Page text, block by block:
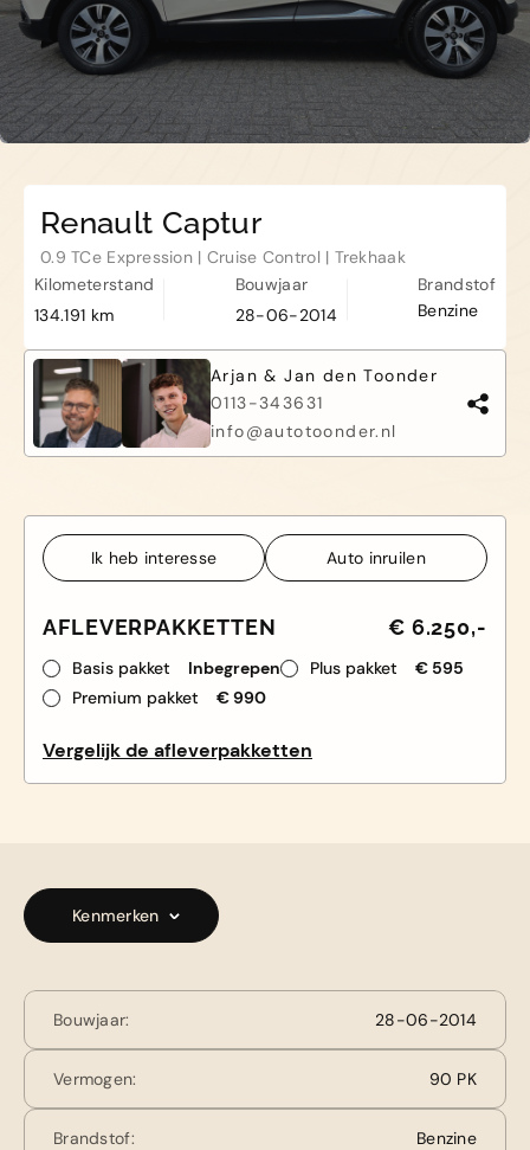
Haamstede
De Roterij 22 4328 BA Burgh-
Renault Captur
0.9 TCe Expression | Cruise Control | Trekhaak
Kilometerstand
134.191 km
Bouwjaar
28-06-2014
Brandstof
Benzine
Arjan & Jan den Toonder
0113-343631
info@autotoonder.nl
Ik heb interesse Auto inruilen
AFLEVERPAKKETTEN € 6.250,-
Basis pakket Inbegrepen Plus pakket
€ 595
Premium pakket
€ 990
Vergelijk de afleverpakketten
Kenmerken
Bouwjaar: 28-06-2014
Vermogen: 90 PK
Brandstof: Benzine